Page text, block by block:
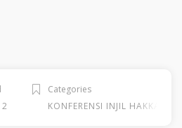
Categories
KONFERENSI INJIL HAKKA